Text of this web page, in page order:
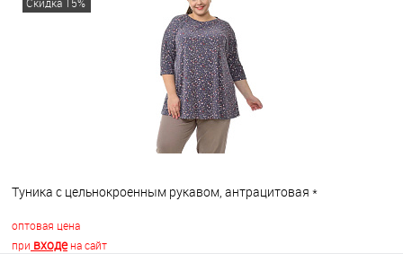
Туника с цельнокроенным рукавом, антрацитовая *
оптовая цена
при входена сайт